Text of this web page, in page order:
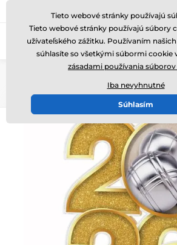
Zavolajte nám (Po-Pi 8-17)
Tieto webové stránky používajú
Tieto webové stránky používajú súbory
užívateľského zážitku. Používaním
súhlasíte so všetkými súbormi cookie
zásadami používania
Iba nevyhnutné
Súhlasím